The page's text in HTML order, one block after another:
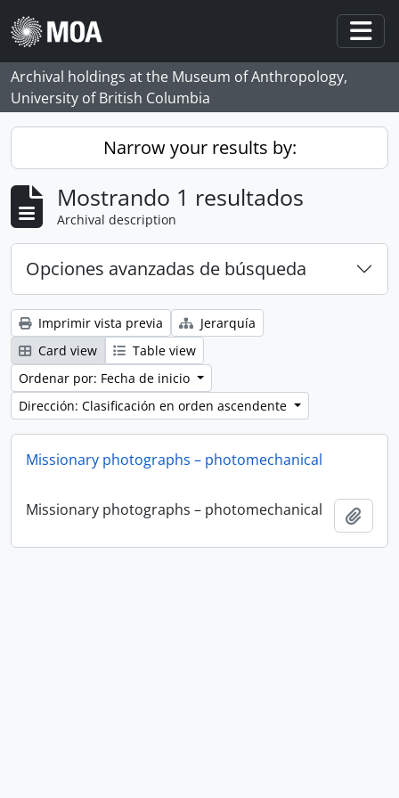
Skip to main content
Archival holdings at the Museum of Anthropology,
University of British Columbia
Narrow your results by:
Mostrando 1 resultados
Archival description
Opciones avanzadas de búsqueda
Imprimir vista previa
Jerarquía
Card view
Table view
Ordenar por: Fecha de inicio
Dirección: Clasificación en orden ascendente
Missionary photographs – photomechanical
Missionary photographs – photomechanical